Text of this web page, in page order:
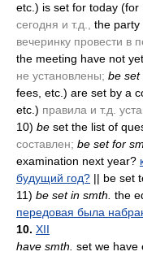
etc.) is set for today (for
сегодня и т.д.,
the party
вечеринку провести в
the meeting have not
не установлены; be set
fees, etc.) are set by a
etc.) правила и т.д.
10) be set the list of
составлен; be set for
examination next year?
будущий год? || be set
11) be set in smth. the
передовая была
10. XII
have smth. set we have